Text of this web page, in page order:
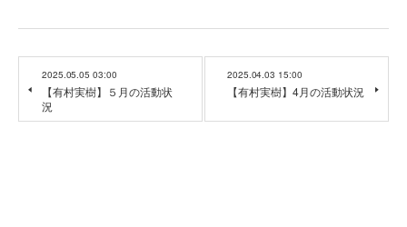
2025.05.05 03:00
【有村実樹】５月の活動状
況
2025.04.03 15:00
【有村実樹】4月の活動状況